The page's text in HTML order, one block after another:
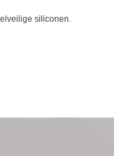
siliconen.